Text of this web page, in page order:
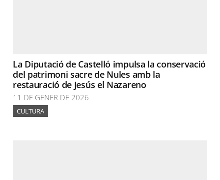
La Diputació de Castelló impulsa la conservació
del patrimoni sacre de Nules amb la
restauració de Jesús el Nazareno
11 DE GENER DE 2026
CULTURA